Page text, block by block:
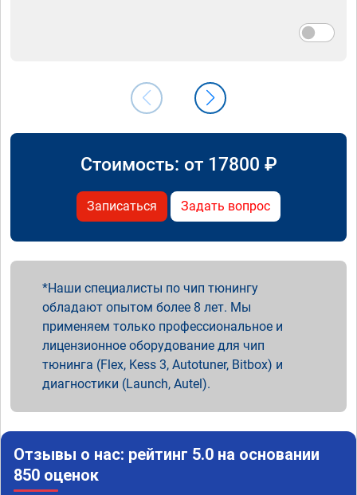
Стоимость: от 17800 ₽
Записаться Задать вопрос
Наши специалисты по чип тюнингу
обладают опытом более 8 лет. Мы
применяем только профессиональное и
лицензионное оборудование для чип
тюнинга (Flex, Kess 3, Autotuner, Bitbox) и
диагностики (Launch, Autel).
Отзывы о нас: рейтинг 5.0 на основании
850 оценок